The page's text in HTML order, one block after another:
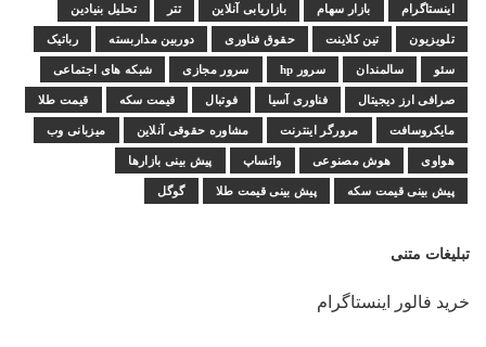
اینستاگرام بازار سهام بازاریابی آنلاین تتر تحلیل بنیادین
تلویزیون تین کلاینت حقوق فناوری دوربین مداربسته رباتیک
سئو سالمندان سرور hp سرور مجازی شبکه های اجتماعی
صرافی ارز دیجیتال فناوری آسیا فوتبال قیمت سکه قیمت طلا
مایکروسافت مرورگر اینترنت مشاوره حقوقی آنلاین میزبانی وب
هواوی هوش مصنوعی واتساپ پیش بینی بازارها
پیش بینی قیمت سکه پیش بینی قیمت طلا گوگل
تبلیغات متنی
خرید فالور اینستاگرام